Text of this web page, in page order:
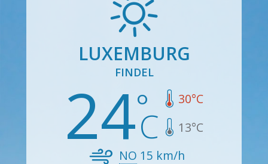
LUXEMBURG
FINDEL
24 30°C
13°C
NO 15 km/h